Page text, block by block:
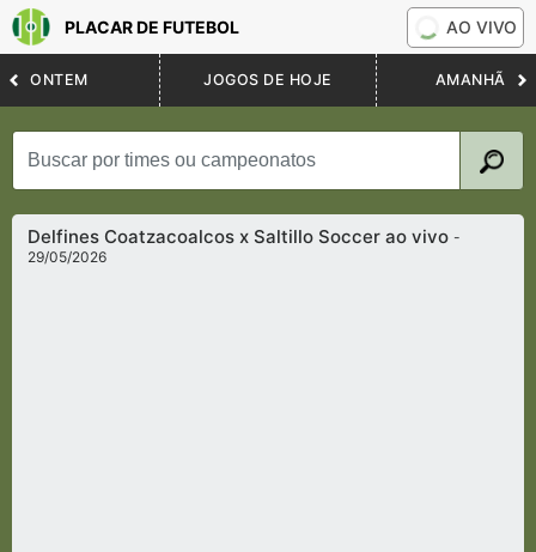
PLACAR DE FUTEBOL AO VIVO
ONTEM JOGOS DE HOJE AMANHÃ
Delfines Coatzacoalcos x Saltillo Soccer ao vivo-
29/05/2026